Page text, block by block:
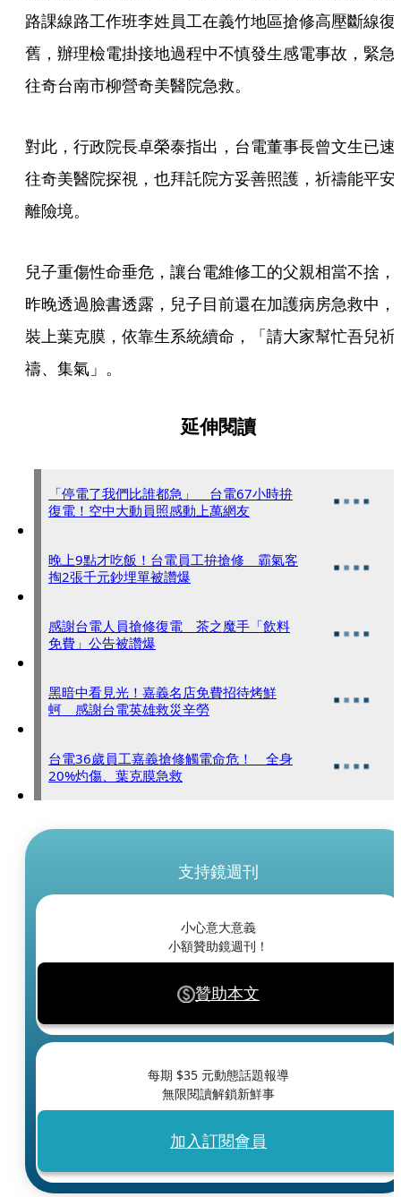
路課線路工作班李姓員工在義竹地區搶修高壓斷線復
舊，辦理檢電掛接地過程中不慎發生感電事故，緊急
往奇台南市柳營奇美醫院急救。
對此，行政院長卓榮泰指出，台電董事長曾文生已速
往奇美醫院探視，也拜託院方妥善照護，祈禱能平安
離險境。
兒子重傷性命垂危，讓台電維修工的父親相當不捨，
昨晚透過臉書透露，兒子目前還在加護病房急救中，
裝上葉克膜，依靠生系統續命，「請大家幫忙吾兒祈
禱、集氣」。
延伸閱讀
「停電了我們比誰都急」 台電67小時拚
復電！空中大動員照感動上萬網友
晚上9點才吃飯！台電員工拚搶修 霸氣客
掏2張千元鈔埋單被讚爆
感謝台電人員搶修復電 茶之魔手「飲料
免費」公告被讚爆
黑暗中看見光！嘉義名店免費招待烤鮮
蚵 感謝台電英雄救災辛勞
台電36歲員工嘉義搶修觸電命危！ 全身
20%灼傷、葉克膜急救
支持鏡週刊
小心意大意義
小額贊助鏡週刊！
贊助本文
每期 $35 元動態話題報導
無限閱讀解鎖新鮮事
加入訂閱會員